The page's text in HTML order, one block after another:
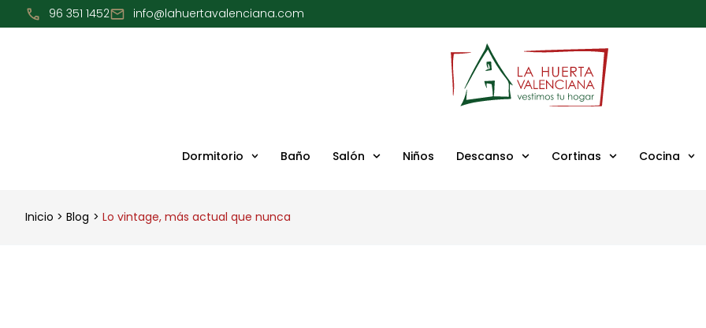
al
96 351 1452 info@lahuertavalenciana.com
Dormitorio Baño Salón Niños Descanso Cortinas Cocina
Inicio Blog Lo vintage, más actual que nunca